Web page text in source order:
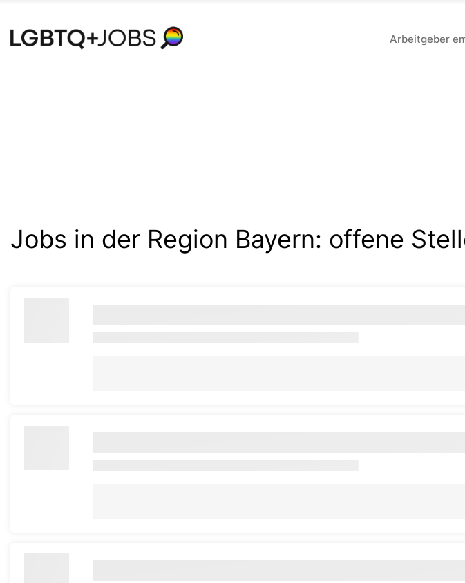
aktivieren
Arbeitgeber
Jobs in der Region Bayern: offene